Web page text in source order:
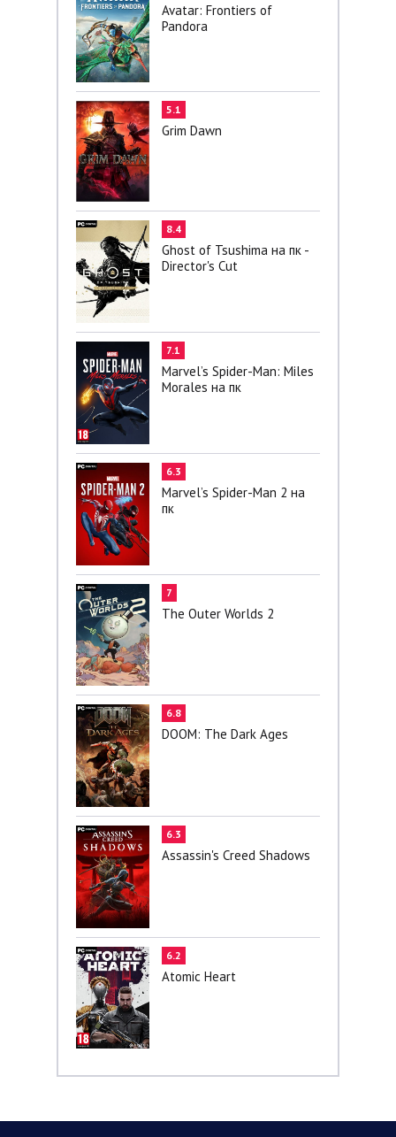
Avatar: Frontiers of
Pandora
5.1
Grim Dawn
8.4
Ghost of Tsushima на пк -
Director's Cut
7.1
Marvel’s Spider-Man: Miles
Morales на пк
6.3
Marvel’s Spider-Man 2 на
пк
7
The Outer Worlds 2
6.8
DOOM: The Dark Ages
6.3
Assassin's Creed Shadows
6.2
Atomic Heart